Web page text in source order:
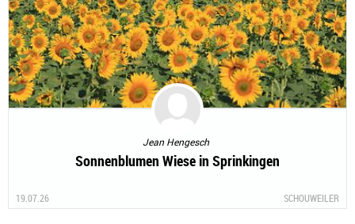
Jean Hengesch
Sonnenblumen Wiese in Sprinkingen
19.07.26 SCHOUWEILER